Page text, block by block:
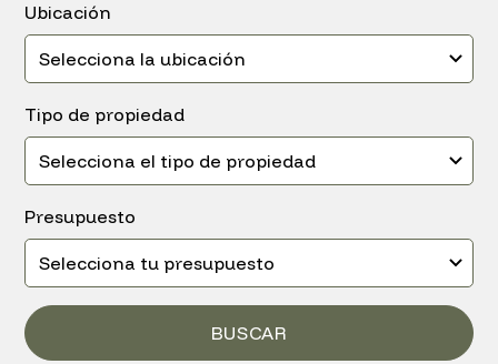
Ubicación
Tipo de propiedad
Presupuesto